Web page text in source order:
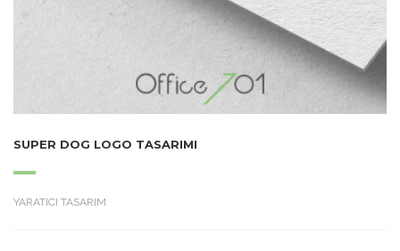
SUPER DOG LOGO TASARIMI
YARATICI TASARIM